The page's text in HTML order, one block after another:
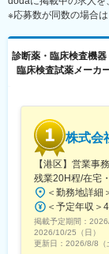
1981年に設
製造と販売
必要不可欠
い品目を増
にモノクロ
変更の範囲
後日修理に
医療機関や
顧客から圧
深く接点を
環境、かつ
■働き方：
・月平均残
・機器の新
得ます。ま
します。夜
り、特定の
緊急対応な
※応募数が同数の場合
診断薬・臨床検査機器
臨床検査試薬メーカ
株式会
【港区】営業事
残業20H程/在宅
掲載予定期間：
2026/10/25（日）
更新日： 2026/8/8（